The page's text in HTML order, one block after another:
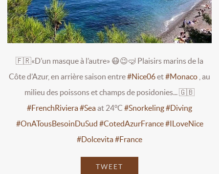
🇫🇷«D’un masque à l’autre» 😷😉🤿 Plaisirs marins de la
Côte d’Azur, en arrière saison entre#Nice06et#Monaco , au
milieu des poissons et champs de posidonies... 🇬🇧
#FrenchRiviera#Seaat 24°C #Snorkeling#Diving
#OnATousBesoinDuSud #CotedAzurFrance#ILoveNice
#Dolcevita#France
TWEET